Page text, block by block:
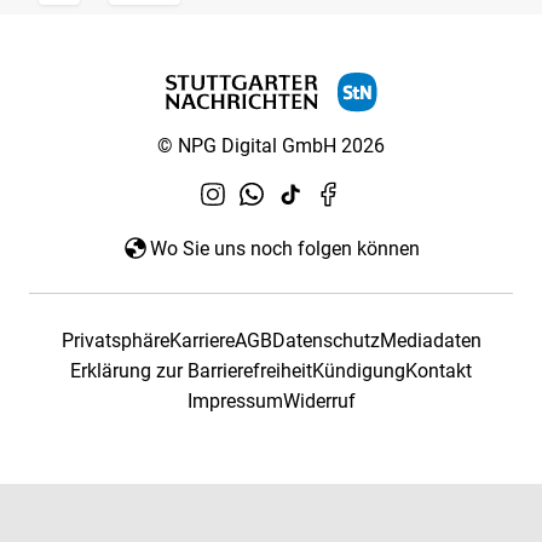
© NPG Digital GmbH 2026
Wo Sie uns noch folgen können
PrivatsphäreKarriereAGBDatenschutzMediadaten
Erklärung zur BarrierefreiheitKündigungKontakt
ImpressumWiderruf